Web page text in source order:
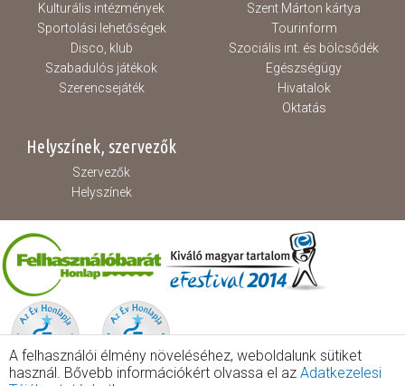
Kulturális intézmények
Sportolási lehetőségek
Disco, klub
Szabadulós játékok
Szerencsejáték
Szent Márton kártya
Tourinform
Szociális int. és bölcsődék
Egészségügy
Hivatalok
Oktatás
Helyszínek, szervezők
Szervezők
Helyszínek
A felhasználói élmény növeléséhez, weboldalunk sütiket
használ. Bővebb információkért olvassa el az Adatkezelesi